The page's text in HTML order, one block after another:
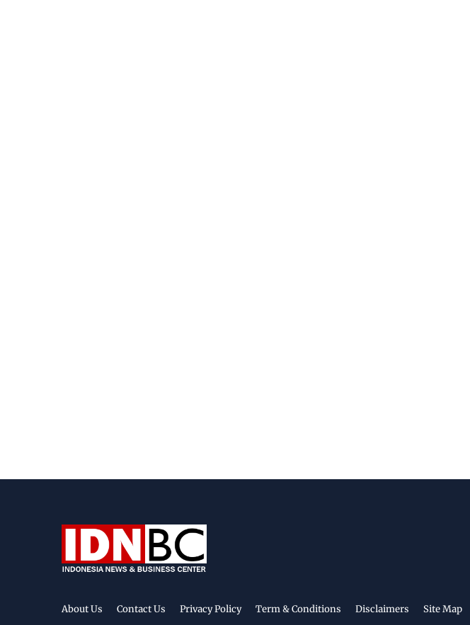
About Us Contact Us Privacy Policy Term & Conditions Disclaimers Site Map